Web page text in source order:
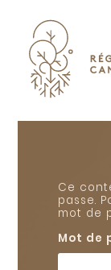
content
Ce
passe.
mot de
Mot de